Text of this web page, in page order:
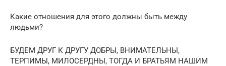
Какие отношения для этого должны быть между
людьми?
БУДЕМ ДРУГ К ДРУГУ ДОБРЫ, ВНИМАТЕЛЬНЫ,
ТЕРПИМЫ, МИЛОСЕРДНЫ, ТОГДА И БРАТЬЯМ НАШИМ